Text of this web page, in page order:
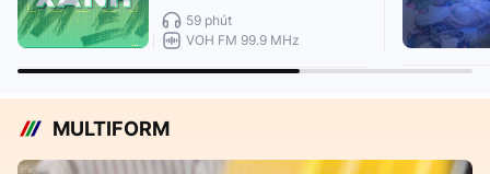
59 phút
VOH FM 99.9 MHz
MULTIFORM